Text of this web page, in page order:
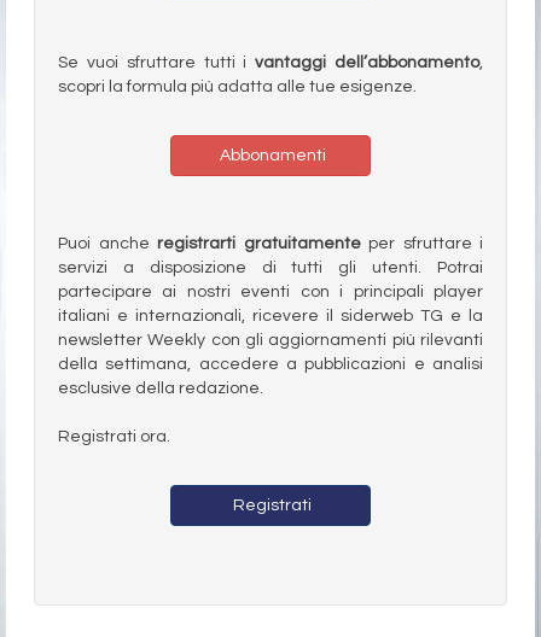
Se vuoi sfruttare tutti ivantaggi dell’abbonamento,
scopri la formula più adatta alle tue esigenze.
Abbonamenti
Puoi anche registrarti gratuitamenteper sfruttare i
servizi a disposizione di tutti gli utenti. Potrai
partecipare ai nostri eventi con i principali player
italiani e internazionali, ricevere il siderweb TG e la
newsletter Weekly con gli aggiornamenti più rilevanti
della settimana, accedere a pubblicazioni e analisi
esclusive della redazione.
Registrati ora.
Registrati